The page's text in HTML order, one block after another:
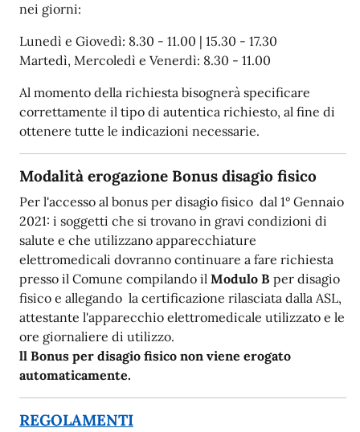
nei giorni:
Lunedì e Giovedì: 8.30 - 11.00 | 15.30 - 17.30
Martedì, Mercoledì e Venerdì: 8.30 - 11.00
Al momento della richiesta bisognerà specificare
correttamente il tipo di autentica richiesto, al fine di
ottenere tutte le indicazioni necessarie.
Modalità erogazione Bonus disagio fisico
Per l'accesso al bonus per disagio fisico dal 1° Gennaio
2021: i soggetti che si trovano in gravi condizioni di
salute e che utilizzano apparecchiature
elettromedicali dovranno continuare a fare richiesta
presso il Comune compilando il Modulo B per disagio
fisico e allegando la certificazione rilasciata dalla ASL,
attestante l'apparecchio elettromedicale utilizzato e le
ore giornaliere di utilizzo.
ll Bonus per disagio fisico non viene erogato
automaticamente.
REGOLAMENTI